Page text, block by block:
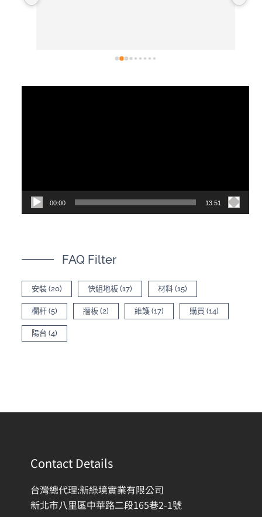
00:00 13:51
FAQ Filter
安裝 (20) 快組地板 (17) 材料 (15)
欄杆 (5) 牆板 (2) 維護 (17) 購買 (14)
陽台 (4)
Contact Details
台灣總代理:新綠境實業有限公司
新北市八里區中華路二段165巷2-1號